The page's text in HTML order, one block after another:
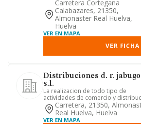
combustibles
Carretera Cortegana
Calabazares, 21350,
Almonaster Real Huelva,
Huelva
VER EN MAPA
VER FICHA
Distribuciones d. r. jabugo
s.l.
La realizacion de todo tipo de
actividades de comercio y
de productos carnicos de cual...
Carretera, 21350,
Real Huelva, Huelva
VER EN MAPA